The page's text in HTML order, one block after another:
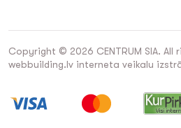
Copyright © 2026 CENTRUM SIA. All
webbuilding.lv interneta veikalu